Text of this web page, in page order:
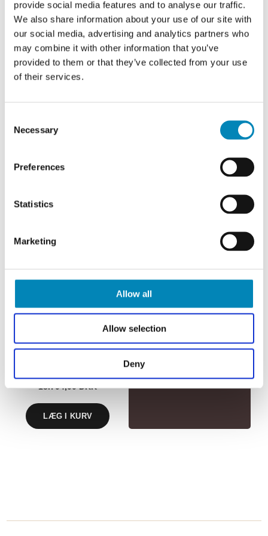
provide social media features and to analyse our traffic.
We also share information about your use of our site with
our social media, advertising and analytics partners who
may combine it with other information that you’ve
provided to them or that they’ve collected from your use
of their services.
Selection
Necessary
Preferences
Statistics
Marketing
Allow all
Allow selection
Deny
100 cm Just Wood Original
Lev. 20 - 30 hverdage
100 cm Just Wood Underskab 60
cm i dybden, forberedt til
18.704,00DKK
LEVERING
Vi sender direkte fra
fabrikken hjem til dig.